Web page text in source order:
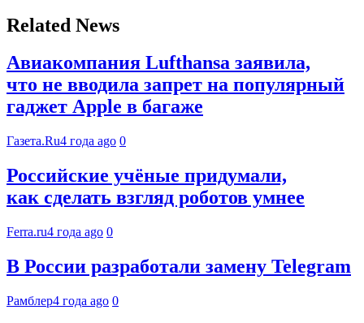
Related News
Авиакомпания Lufthansa заявила,
что не вводила запрет на популярный
гаджет Apple в багаже
Газета.Ru4 года ago 0
Российские учёные придумали,
как сделать взгляд роботов умнее
Ferra.ru4 года ago 0
В России разработали замену Telegram
Рамблер4 года ago 0